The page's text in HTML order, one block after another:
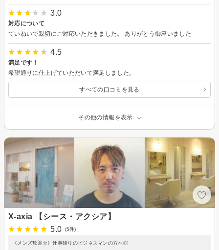
3.0
対応について
ていねいで親切にご対応いただきました。 ありがとう御座いました
4.5
満足です！
希望通りに仕上げていただいて満足しました。
すべての口コミを見る
その他の情報を表示
X-axia 【シース・アクシア】
5.0
(5件)
《メンズ歓迎☆》仕事帰りのビジネスマンの方へ◎